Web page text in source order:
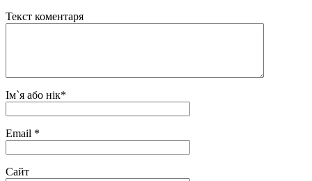
Текст коментаря
Ім`я або нік*
Email *
Сайт